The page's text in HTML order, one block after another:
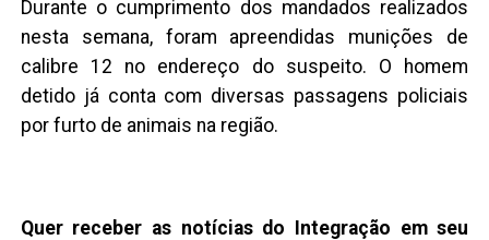
Durante o cumprimento dos mandados realizados
nesta semana, foram apreendidas munições de
calibre 12 no endereço do suspeito. O homem
detido já conta com diversas passagens policiais
por furto de animais na região.
Quer receber as notícias do Integração em seu